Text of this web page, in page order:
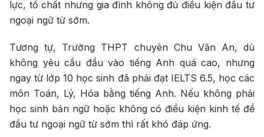
lực, tố chất nhưng gia đình không đủ điều kiện đầu tư
ngoại ngữ từ sớm.
Tương tự, Trường THPT chuyên Chu Văn An, dù
không yêu cầu đầu vào tiếng Anh quá cao, nhưng
ngay từ lớp 10 học sinh đã phải đạt IELTS 6.5, học các
môn Toán, Lý, Hóa bằng tiếng Anh. Nếu không phải
học sinh bản ngữ hoặc không có điều kiện kinh tế để
đầu tư ngoại ngữ từ sớm thì rất khó đáp ứng.